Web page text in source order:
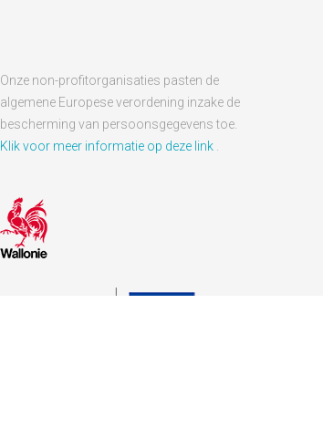
Onze non-profitorganisaties pasten de
algemene Europese verordening inzake de
bescherming van persoonsgegevens toe.
Klik voor meer informatie op deze link